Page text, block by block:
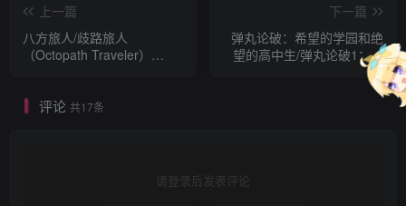
上一篇
八方旅人/歧路旅人
（Octopath Traveler）
下一篇
弹丸论破：希望的学园和绝
望的高中生/弹丸论破1：绝
望的高中生（Danganronpa:
Trigger Happy Havoc）
评论 共17条
请登录后发表评论